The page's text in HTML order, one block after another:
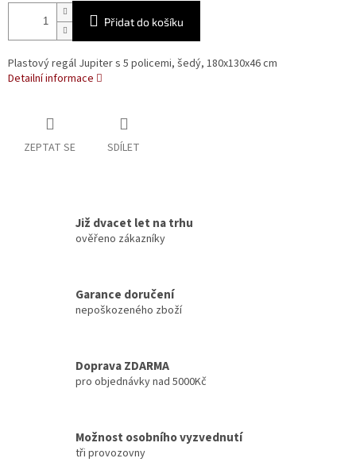
Přidat do košíku
Plastový regál Jupiter s 5 policemi, šedý, 180x130x46 cm
Detailní informace
ZEPTAT SE SDÍLET
Již dvacet let na trhu
ověřeno zákazníky
Garance doručení
nepoškozeného zboží
Doprava ZDARMA
pro objednávky nad 5000Kč
Možnost osobního vyzvednutí
tři provozovny